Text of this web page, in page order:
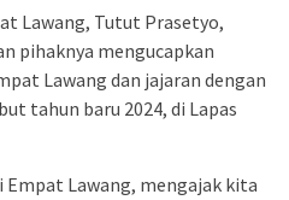
Lawang, Tutut Prasetyo,
pihaknya mengucapkan
Lawang dan jajaran dengan
tahun baru 2024, di Lapas
Empat Lawang, mengajak kita